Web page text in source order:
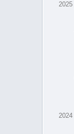
2025
2024